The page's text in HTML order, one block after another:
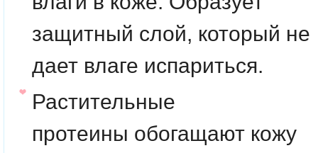
защитный слой, который не
дает влаге испариться.
Растительные
протеины обогащают кожу